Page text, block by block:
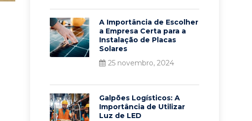
A Importância de Escolher
a Empresa Certa para a
Instalação de Placas
Solares
25 novembro, 2024
Galpões Logísticos: A
Importância de Utilizar
Luz de LED